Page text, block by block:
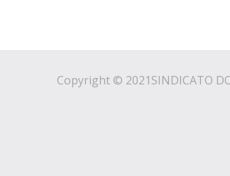
Copyright © 2021SINDICATO